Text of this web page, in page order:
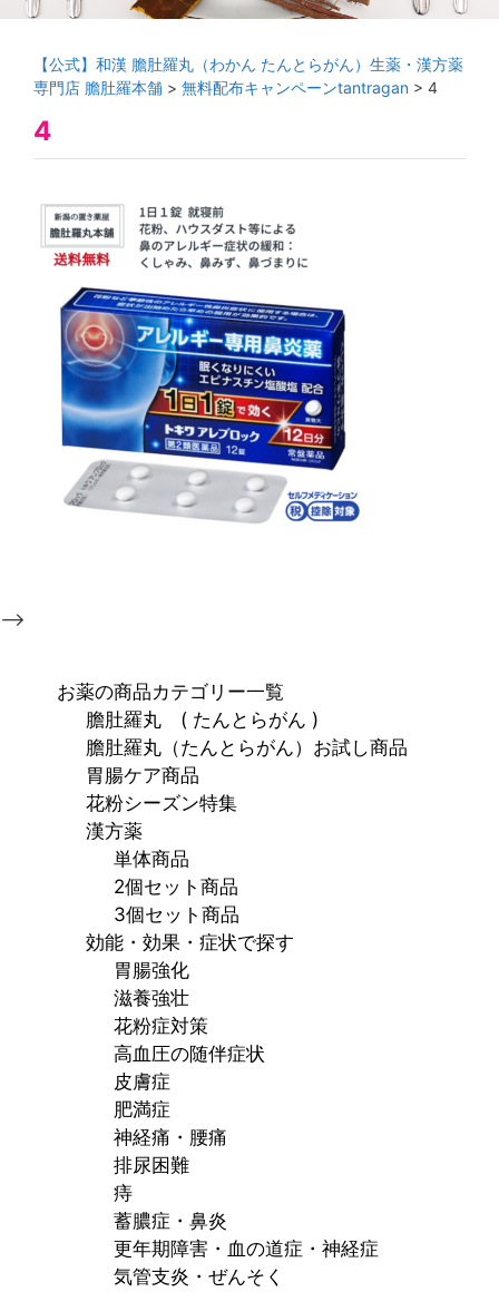
【公式】和漢 膽肚羅丸（わかん たんとらがん）生薬・漢方薬
専門店 膽肚羅本舗 > 無料配布キャンペーンtantragan > 4
4
-->
お薬の商品カテゴリー一覧
膽肚羅丸 ( たんとらがん )
膽肚羅丸（たんとらがん）お試し商品
胃腸ケア商品
花粉シーズン特集
漢方薬
単体商品
2個セット商品
3個セット商品
効能・効果・症状で探す
胃腸強化
滋養強壮
花粉症対策
高血圧の随伴症状
皮膚症
肥満症
神経痛・腰痛
排尿困難
痔
蓄膿症・鼻炎
更年期障害・血の道症・神経症
気管支炎・ぜんそく